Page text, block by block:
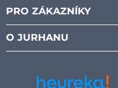
PRO ZÁKAZNÍKY
O JURHANU